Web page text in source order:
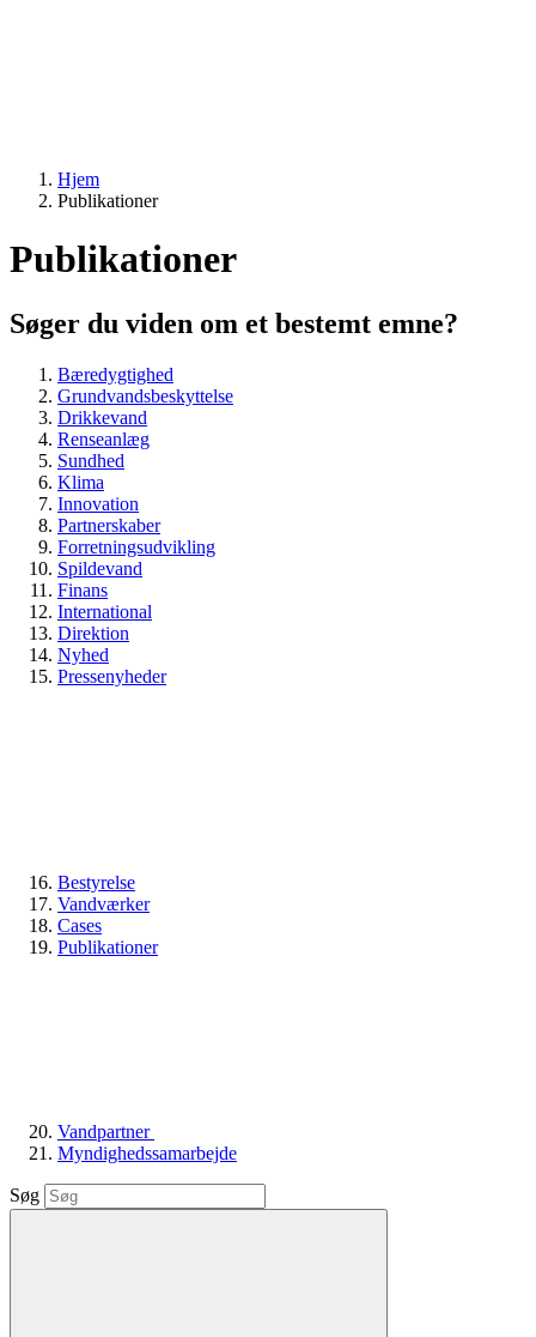
Hjem
Publikationer
Publikationer
Søger du viden om et bestemt emne?
Bæredygtighed
Grundvandsbeskyttelse
Drikkevand
Renseanlæg
Sundhed
Klima
Innovation
Partnerskaber
Forretningsudvikling
Spildevand
Finans
International
Direktion
Nyhed
Pressenyheder
Bestyrelse
Vandværker
Cases
Publikationer
Vandpartner
Myndighedssamarbejde
Søg